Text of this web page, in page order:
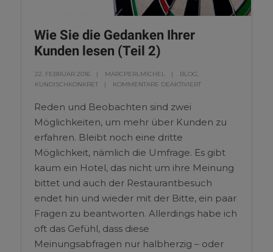
Wie Sie die Gedanken Ihrer
Kunden lesen (Teil 2)
22. FEBRUAR 2016 MARCPERLMICHEL BLOG,
KUNDISCHKONKRET
KOMMENTARE DEAKTIVIERT
Reden und Beobachten sind zwei
Möglichkeiten, um mehr über Kunden zu
erfahren. Bleibt noch eine dritte
Möglichkeit, nämlich die Umfrage. Es gibt
kaum ein Hotel, das nicht um ihre Meinung
bittet und auch der Restaurantbesuch
endet hin und wieder mit der Bitte, ein paar
Fragen zu beantworten. Allerdings habe ich
oft das Gefühl, dass diese
Meinungsabfragen nur halbherzig – oder